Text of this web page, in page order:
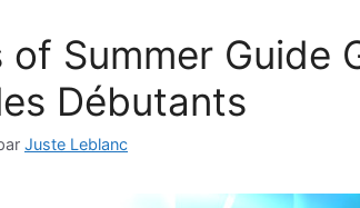
of Summer Guide
Débutants
Juste Leblanc